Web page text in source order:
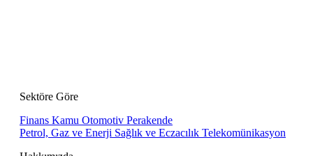
Sektöre Göre
Finans Kamu Otomotiv Perakende
Petrol, Gaz ve Enerji Sağlık ve Eczacılık Telekomünikasyon